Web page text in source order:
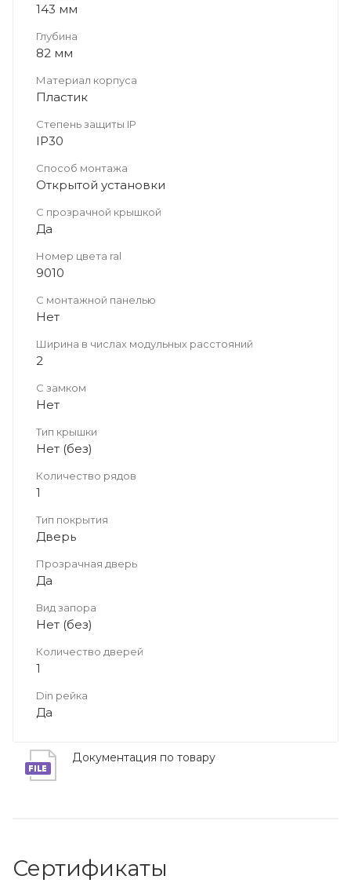
143 мм
Глубина
82 мм
Материал корпуса
Пластик
Степень защиты IP
IP30
Способ монтажа
Открытой установки
С прозрачной крышкой
Да
Номер цвета ral
9010
С монтажной панелью
Нет
Ширина в числах модульных расстояний
2
С замком
Нет
Тип крышки
Нет (без)
Количество рядов
1
Тип покрытия
Дверь
Прозрачная дверь
Да
Вид запора
Нет (без)
Количество дверей
1
Din рейка
Да
Документация по товару
Сертификаты